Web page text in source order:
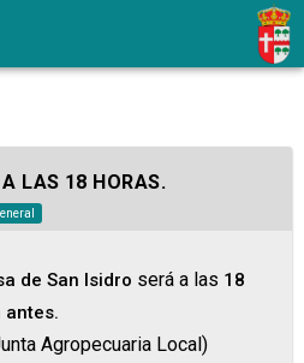
LAS 18 HORAS.
de San Isidro será a las 18
antes.
Agropecuaria Local)